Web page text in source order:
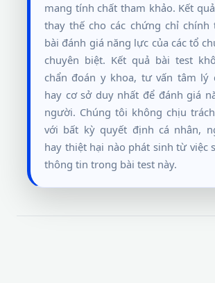
mang tính chất tham khảo. Kết
thay thế cho các chứng chỉ chính
bài đánh giá năng lực của các tổ
chuyên biệt. Kết quả bài test
chẩn đoán y khoa, tư vấn tâm lý
hay cơ sở duy nhất để đánh giá
người. Chúng tôi không chịu
với bất kỳ quyết định cá nhân,
hay thiệt hại nào phát sinh từ việc
thông tin trong bài test này.